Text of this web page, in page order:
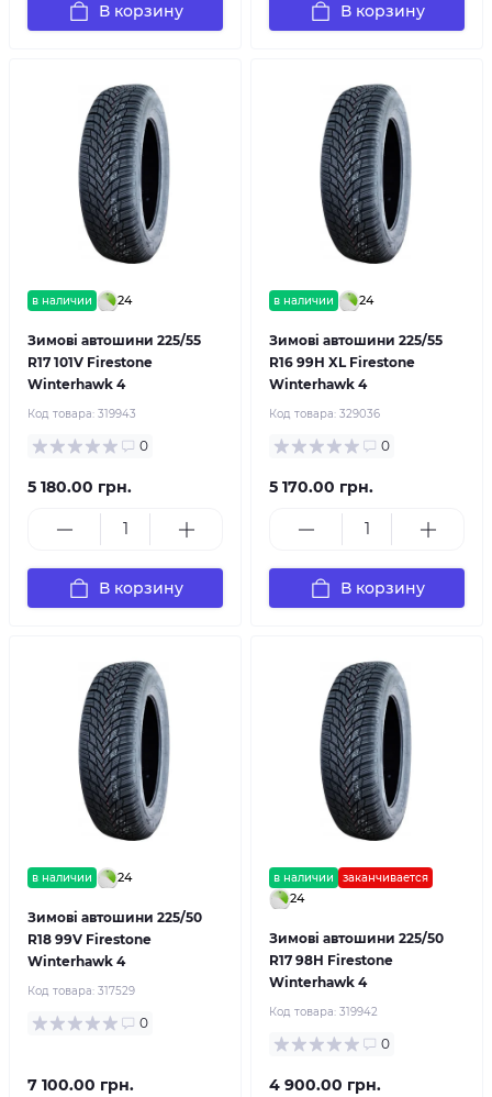
В корзину В корзину
в наличии 24
Зимові автошини 225/55
R17 101V Firestone
Winterhawk 4
Код товара: 319943
0
5 180.00 грн.
В корзину
в наличии 24
Зимові автошини 225/55
R16 99H XL Firestone
Winterhawk 4
Код товара: 329036
0
5 170.00 грн.
В корзину
в наличии 24
Зимові автошини 225/50
R18 99V Firestone
Winterhawk 4
Код товара: 317529
0
7 100.00 грн.
в наличии заканчивается
24
Зимові автошини 225/50
R17 98H Firestone
Winterhawk 4
Код товара: 319942
0
4 900.00 грн.